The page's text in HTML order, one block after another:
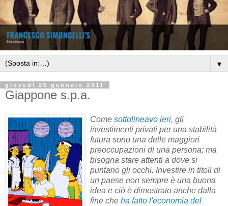
▼
giovedì 20 gennaio 2011
Giappone s.p.a.
Come sottolineavo ieri, gli
investimenti privati per una stabilità
futura sono una delle maggiori
preoccupazioni di una persona; ma
bisogna stare attenti a dove si
puntano gli occhi. Investire in titoli di
un paese non sempre è una buona
idea e ciò è dimostrato anche dalla
fine che ha fatto l'economia del